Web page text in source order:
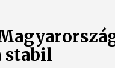
stabil